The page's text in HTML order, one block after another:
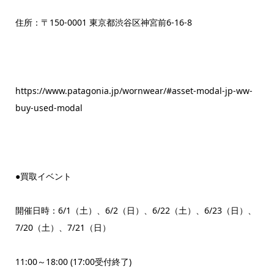
住所：〒150-0001 東京都渋谷区神宮前6-16-8
https://www.patagonia.jp/wornwear/#asset-modal-jp-ww-
buy-used-modal
●買取イベント
開催日時：6/1（土）、6/2（日）、6/22（土）、6/23（日）、
7/20（土）、7/21（日）
11:00～18:00 (17:00受付終了)